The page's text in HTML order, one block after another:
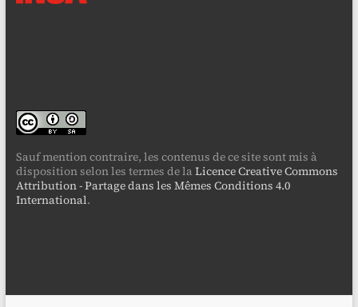
Sauf mention contraire, les contenus de ce site sont mis à
disposition selon les termes de laLicence Creative Commons
Attribution - Partage dans les Mêmes Conditions 4.0
International.